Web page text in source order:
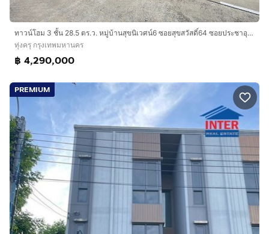
ทาวน์โฮม 3 ชั้น 28.5 ตร.ว. หมู่บ้านสุขนิเวศน์6 ซอยสุขสวัสดิ์64 ซอยประชาอุทิศ33,69 ถนนสุขสวัสดิ์ ถนนประชาอุทิศ เขตทุ่งครุ กรุงเทพมหานคร
ทุ่งครุ กรุงเทพมหานคร
฿ 4,290,000
PREMIUM